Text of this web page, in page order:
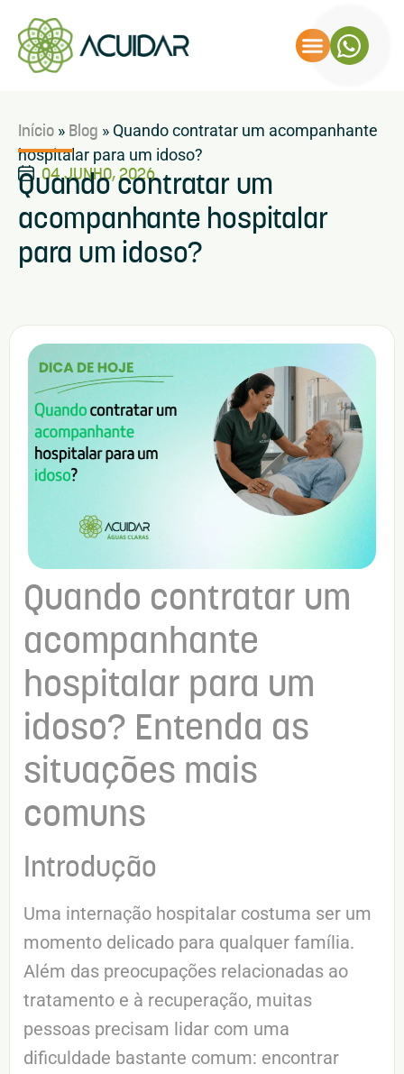
Início » Blog » Quando contratar um acompanhante
hospitalar para um idoso?
04 JUNHO, 2026
Quando contratar um
acompanhante hospitalar
para um idoso?
Quando contratar um
acompanhante
hospitalar para um
idoso? Entenda as
situações mais
comuns
Introdução
Uma internação hospitalar costuma ser um
momento delicado para qualquer família.
Além das preocupações relacionadas ao
tratamento e à recuperação, muitas
pessoas precisam lidar com uma
dificuldade bastante comum: encontrar